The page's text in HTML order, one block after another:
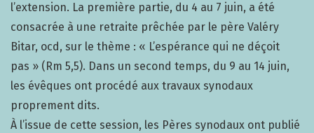
l’extension. La première partie, du 4 au 7 juin, a été
consacrée à une retraite prêchée par le père Valéry
Bitar, ocd, sur le thème : « L’espérance qui ne déçoit
pas » (Rm 5,5). Dans un second temps, du 9 au 14 juin,
les évêques ont procédé aux travaux synodaux
proprement dits.
À l’issue de cette session, les Pères synodaux ont publié